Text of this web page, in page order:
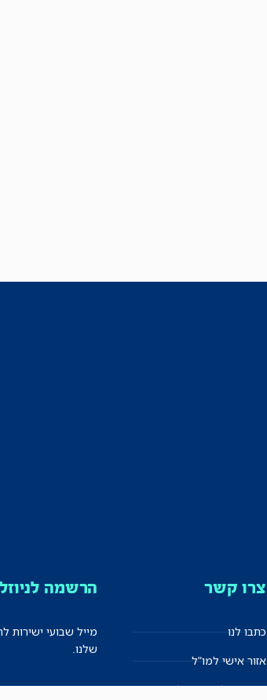
צרו קשר
כתבו לנו
אזור אישי למו"ל
תיבת הדלפות (מייל אדום)
הרשמה
מייל שבועי
שלנו.